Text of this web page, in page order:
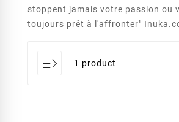
stoppent jamais votre passion ou
toujours prêt à l'affronter"
1 product